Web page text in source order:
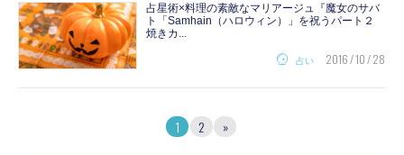
占星術×料理の素敵なマリアージュ『魔女のサバ
ト「Samhain（ハロウィン）」を祝うパート２
焼きカ...
占い 2016 / 10 / 28
1 2 »